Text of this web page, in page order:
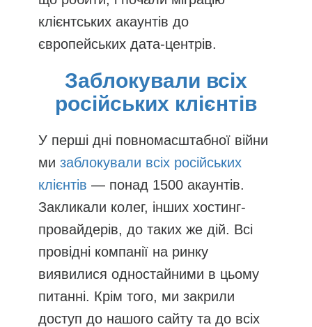
клієнтських акаунтів до
європейських дата-центрів.
Заблокували всіх
російських клієнтів
У перші дні повномасштабної війни
ми заблокували всіх російських
клієнтів — понад 1500 акаунтів.
Закликали колег, інших хостинг-
провайдерів, до таких же дій. Всі
провідні компанії на ринку
виявилися одностайними в цьому
питанні. Крім того, ми закрили
доступ до нашого сайту та до всіх